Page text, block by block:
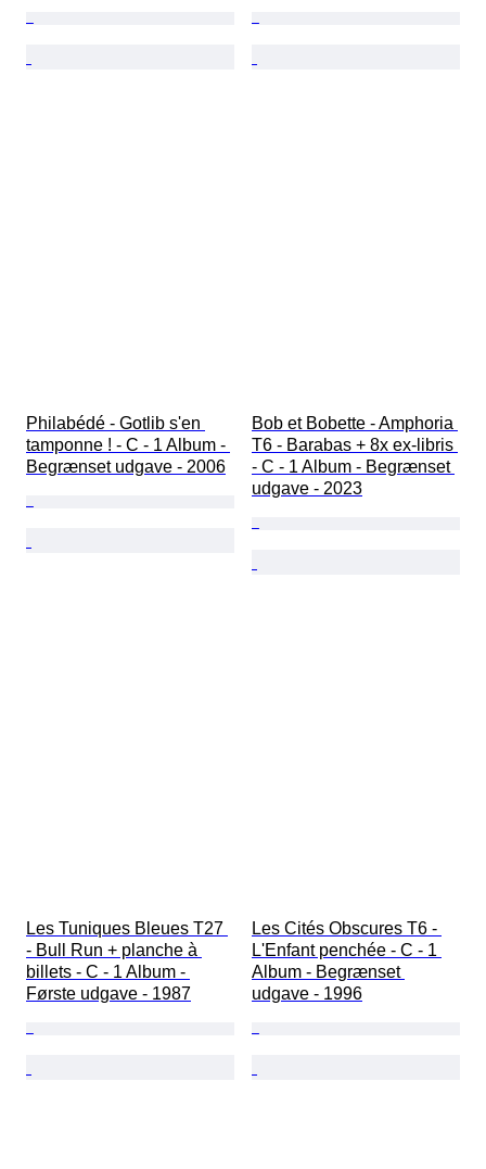
Philabédé - Gotlib s'en
tamponne ! - C - 1 Album -
Begrænset udgave - 2006
Bob et Bobette - Amphoria
T6 - Barabas + 8x ex-libris
- C - 1 Album - Begrænset
udgave - 2023
Les Tuniques Bleues T27
- Bull Run + planche à
billets - C - 1 Album -
Første udgave - 1987
Les Cités Obscures T6 -
L'Enfant penchée - C - 1
Album - Begrænset
udgave - 1996